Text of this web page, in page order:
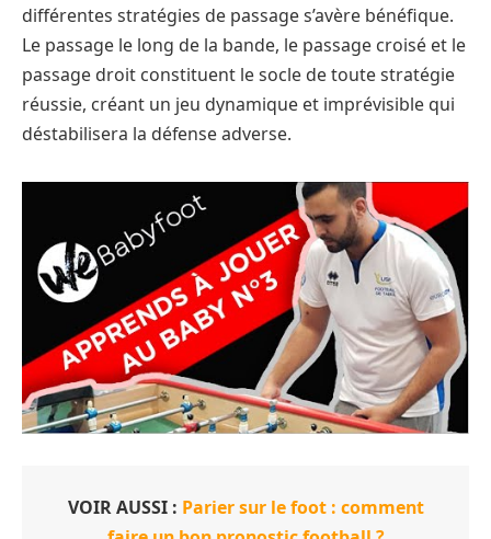
différentes stratégies de passage s’avère bénéfique.
Le passage le long de la bande, le passage croisé et le
passage droit constituent le socle de toute stratégie
réussie, créant un jeu dynamique et imprévisible qui
déstabilisera la défense adverse.
VOIR AUSSI : Parier sur le foot : comment